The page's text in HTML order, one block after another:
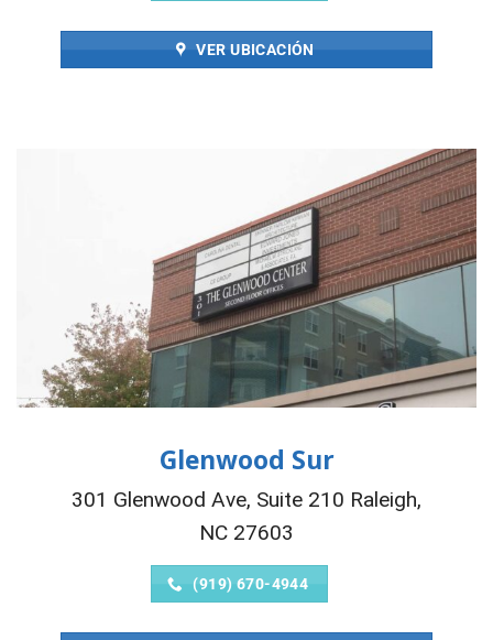
VER UBICACIÓN
Glenwood Sur
301 Glenwood Ave, Suite 210 Raleigh,
NC 27603
(919) 670-4944